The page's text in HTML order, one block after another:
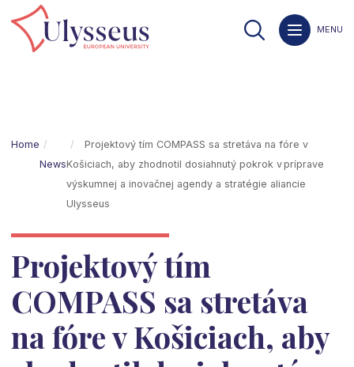
MENU
Home
News
Projektový tím COMPASS sa stretáva na fóre v
Košiciach, aby zhodnotil dosiahnutý pokrok v príprave
výskumnej a inovačnej agendy a stratégie aliancie
Ulysseus
Projektový tím
COMPASS sa stretáva
na fóre v Košiciach, aby